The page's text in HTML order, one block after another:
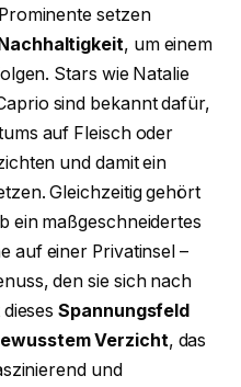
setzen
, um einem
Stars wie Natalie
sind bekannt dafür,
auf Fleisch oder
und damit ein
Gleichzeitig gehört
ein maßgeschneidertes
auf einer Privatinsel –
den sie sich nach
diesesSpannungsfeld
Verzicht, das
und